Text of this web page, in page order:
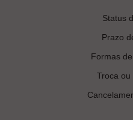
Status
Prazo
Formas
Troca ou